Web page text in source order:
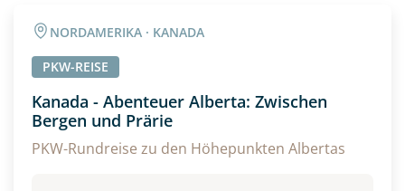
NORDAMERIKA · KANADA
PKW-REISE
Kanada - Abenteuer Alberta: Zwischen
Bergen und Prärie
PKW-Rundreise zu den Höhepunkten Albertas
Alter